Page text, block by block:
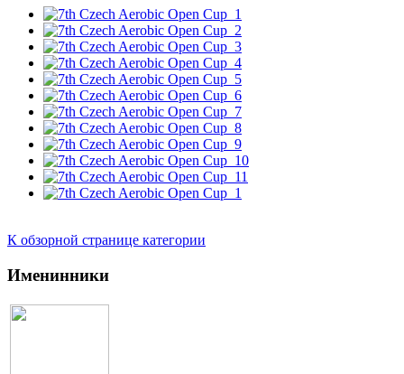
К обзорной странице категории
Именинники